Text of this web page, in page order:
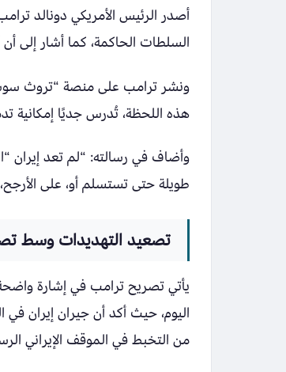
أصدر الرئيس الأمريكي دونالد
السلطات الحاكمة، كما أشار إلى
ونشر ترامب على منصة “تروث
هذه اللحظة، تُدرس جديًا إمكانية
وأضاف في رسالته: “لم تعد
طويلة حتى تستسلم أو، على الأرجح،
تصعيد التهديدات وسط
يأتي تصريح ترامب في إشارة
اليوم، حيث أكد أن جيران إيران
من التخبط في الموقف الإيراني